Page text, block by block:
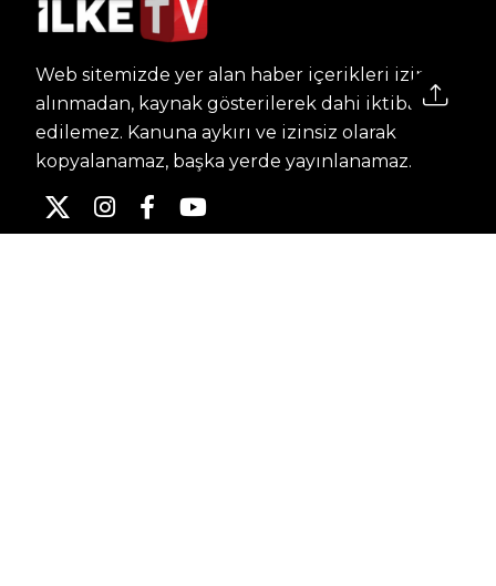
Web sitemizde yer alan haber içerikleri izin
alınmadan, kaynak gösterilerek dahi iktibas
edilemez. Kanuna aykırı ve izinsiz olarak
kopyalanamaz, başka yerde yayınlanamaz.